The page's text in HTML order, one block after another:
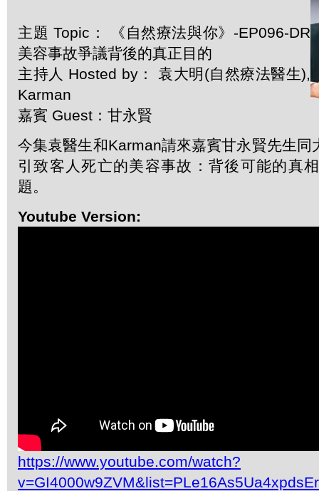
主題 Topic： 《自然療法與你》-EP096-DR
美容事故爭議背後的真正目的
主持人 Hosted by： 袁大明(自然療法醫生),
Karman
嘉賓 Guest：甘永賢
今集袁醫生和Karman請來嘉賓甘永賢先生同
引致客人死亡的美容事故：背後可能的真
題。
Youtube Version:
https://www.youtube.com/watch?